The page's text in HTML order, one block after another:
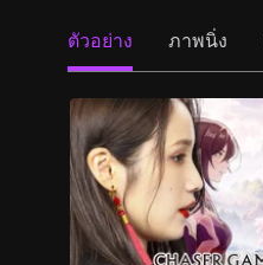
ตัวอย่าง ภาพนิ่ง